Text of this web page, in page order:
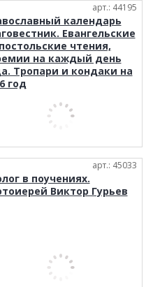
арт.: 44195
календарь
Евангельские
чтения,
на каждый день
Тропари и кондаки на
год
арт.: 45033
в поучениях.
Виктор Гурьев